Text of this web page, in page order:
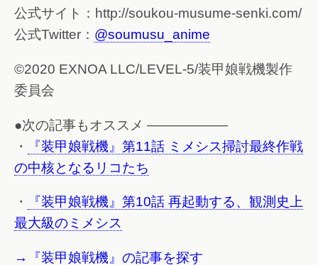
公式サイト：http://soukou-musume-senki.com/
公式Twitter： @soumusu_anime
©2020 EXNOA LLC/LEVEL-5/装甲娘戦機製作
委員会
●次の記事もオススメ ——————
・
『装甲娘戦機』第11話 ミメシス掃討最終作戦
の中核となるリコたち
・
『装甲娘戦機』第10話 再起動する、観測史上
最大級のミメシス
→『装甲娘戦機』の記事を探す